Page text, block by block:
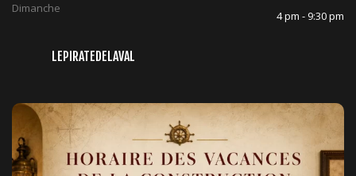
Dimanche
4 pm - 9:30 pm
LEPIRATEDELAVAL